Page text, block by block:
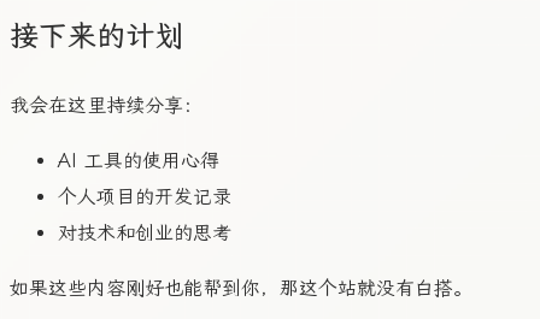
接下来的计划
我会在这里持续分享：
AI 工具的使用心得
个人项目的开发记录
对技术和创业的思考
如果这些内容刚好也能帮到你，那这个站就没有白搭。